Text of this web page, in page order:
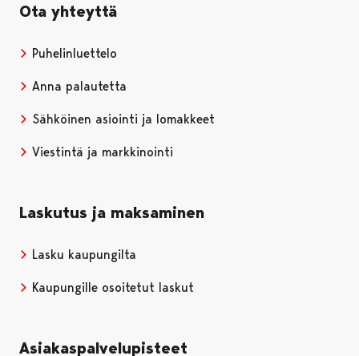
Ota yhteyttä
Puhelinluettelo
Anna palautetta
Sähköinen asiointi ja lomakkeet
Viestintä ja markkinointi
Laskutus ja maksaminen
Lasku kaupungilta
Kaupungille osoitetut laskut
Asiakaspalvelupisteet